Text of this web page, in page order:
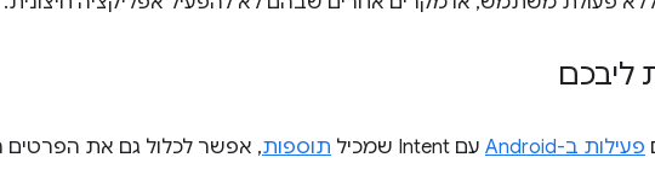
ליבכם
פעילות ב-Android עם Intent שמכיל תוספות, אפשר לכלול גם את הפרטים